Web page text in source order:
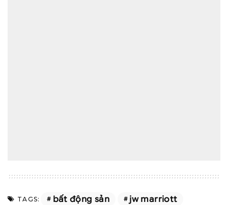
TAGS: bất động sản
jw marriott